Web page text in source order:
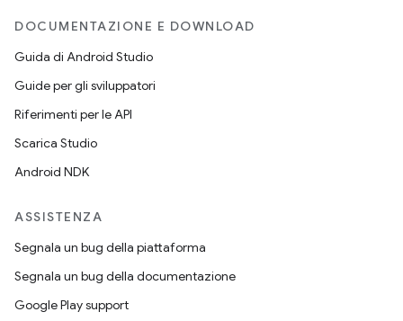
DOCUMENTAZIONE E DOWNLOAD
Guida di Android Studio
Guide per gli sviluppatori
Riferimenti per le API
Scarica Studio
Android NDK
ASSISTENZA
Segnala un bug della piattaforma
Segnala un bug della documentazione
Google Play support